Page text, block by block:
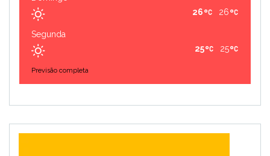
26
26
Segunda
25
25
Previsão completa